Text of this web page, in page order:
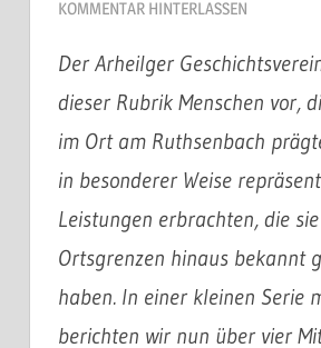
KOMMENTAR HINTERLASSEN
Der Arheilger
dieser Rubrik Menschen vor,
im Ort am Ruthsenbach
in besonderer Weise
Leistungen erbrachten, die
Ortsgrenzen hinaus bekannt
haben. In einer kleinen Serie
berichten wir nun über vier